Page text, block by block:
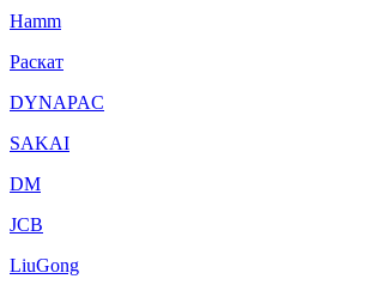
Hamm
Раскат
DYNAPAC
SAKAI
DM
JCB
LiuGong